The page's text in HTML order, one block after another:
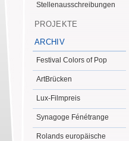
Stellenausschreibungen
PROJEKTE
ARCHIV
Festival Colors of Pop
ArtBrücken
Lux-Filmpreis
Synagoge Fénétrange
Rolands europäische